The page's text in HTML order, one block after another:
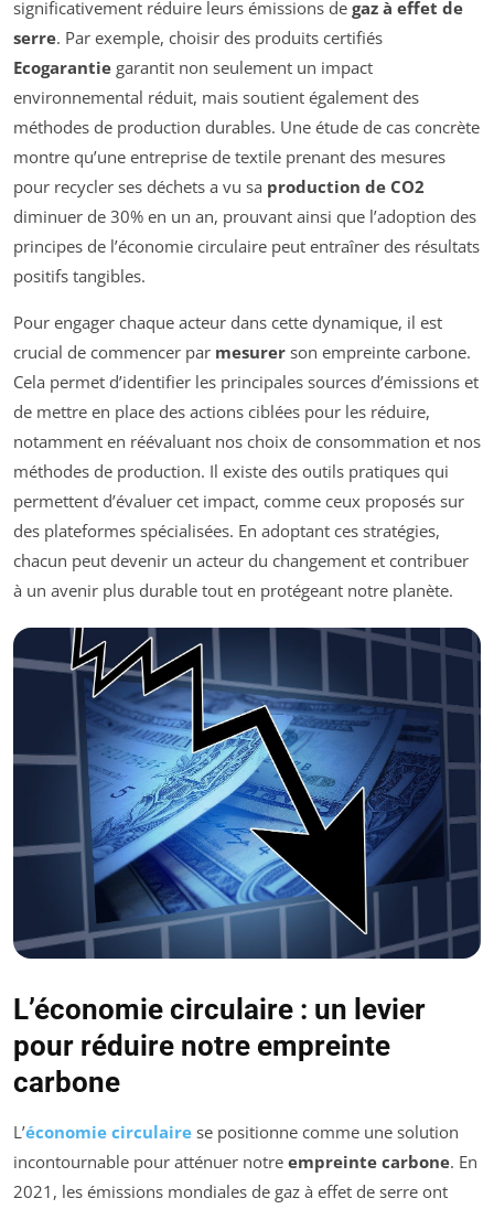
significativement réduire leurs émissions de gaz à effet de
serre. Par exemple, choisir des produits certifiés
Ecogarantie garantit non seulement un impact
environnemental réduit, mais soutient également des
méthodes de production durables. Une étude de cas concrète
montre qu’une entreprise de textile prenant des mesures
pour recycler ses déchets a vu sa production de CO2
diminuer de 30% en un an, prouvant ainsi que l’adoption des
principes de l’économie circulaire peut entraîner des résultats
positifs tangibles.
Pour engager chaque acteur dans cette dynamique, il est
crucial de commencer par mesurer son empreinte carbone.
Cela permet d’identifier les principales sources d’émissions et
de mettre en place des actions ciblées pour les réduire,
notamment en réévaluant nos choix de consommation et nos
méthodes de production. Il existe des outils pratiques qui
permettent d’évaluer cet impact, comme ceux proposés sur
des plateformes spécialisées. En adoptant ces stratégies,
chacun peut devenir un acteur du changement et contribuer
à un avenir plus durable tout en protégeant notre planète.
L’économie circulaire : un levier
pour réduire notre empreinte
carbone
L’économie circulaire se positionne comme une solution
incontournable pour atténuer notre empreinte carbone. En
2021, les émissions mondiales de gaz à effet de serre ont